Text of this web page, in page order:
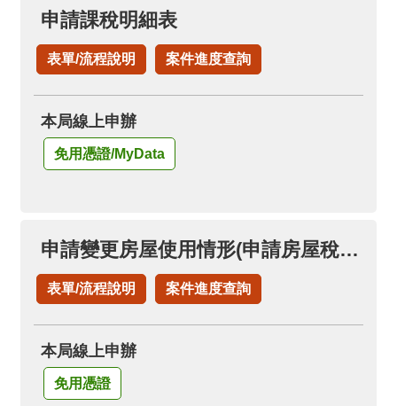
申請課稅明細表
表單/流程說明 案件進度查詢
本局線上申辦
免用憑證/MyData
申請變更房屋使用情形(申請房屋稅自住房屋)(已按自住用稅率者，免再申請)
表單/流程說明 案件進度查詢
本局線上申辦
免用憑證